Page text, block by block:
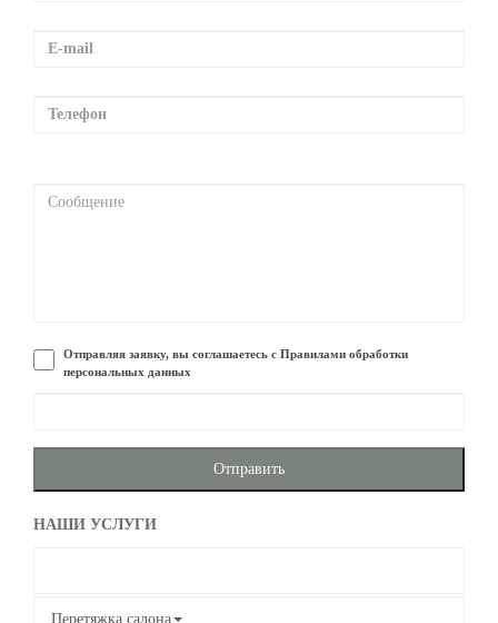
Отправляя заявку, вы соглашаетесь с Правилами обработки
персональных данных
Отправить
НАШИ УСЛУГИ
Перетяжка салона